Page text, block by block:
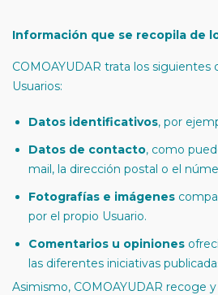
Información que se recopila de
COMOAYUDAR trata los siguientes
Usuarios:
Datos identificativos, por
Datos de contacto, como
mail, la dirección postal o el
Fotografías e imágenes
por el propio Usuario.
Comentarios u opiniones
las diferentes iniciativas
Asimismo, COMOAYUDAR recoge